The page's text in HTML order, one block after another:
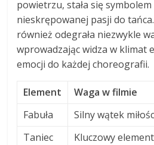
powietrzu, stała się symbolem
nieskrępowanej pasji do tańca.
również odegrała niezwykle
wprowadzając widza w klimat
emocji do każdej choreografii.
Element
Waga w filmie
Fabuła
Silny wątek
Taniec
Kluczowy